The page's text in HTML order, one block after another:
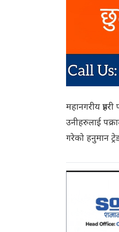
महानगरीय
उनीहरुलाई
गरेको हनुमान